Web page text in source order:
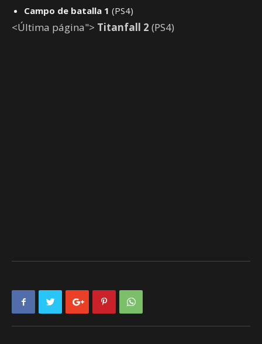
Campo de batalla 1 (PS4)
<Última página"> Titanfall 2 (PS4)